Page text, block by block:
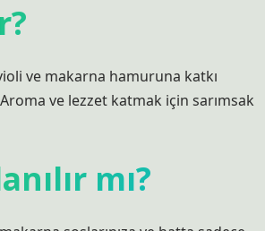
ve makarna hamuruna katkı
ve lezzet katmak için sarımsak
mı?